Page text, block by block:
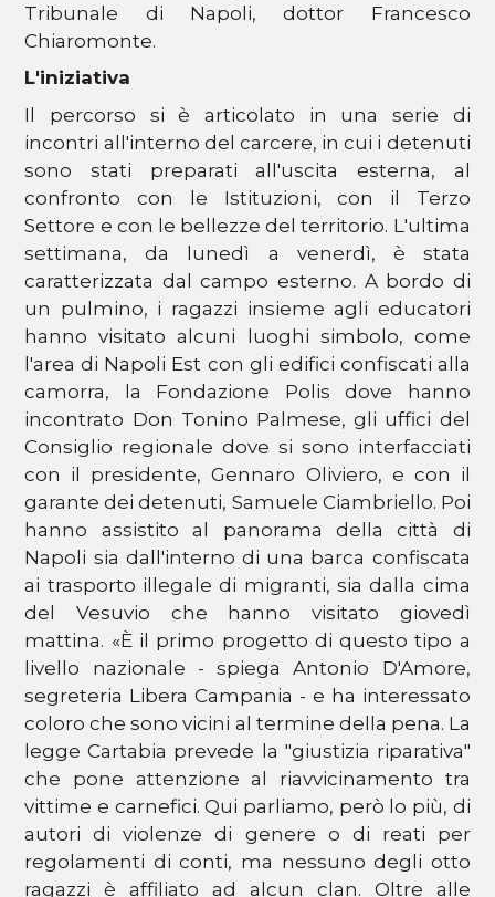
Tribunale di Napoli, dottor Francesco
Chiaromonte.
L'iniziativa
Il percorso si è articolato in una serie di
incontri all'interno del carcere, in cui i detenuti
sono stati preparati all'uscita esterna, al
confronto con le Istituzioni, con il Terzo
Settore e con le bellezze del territorio. L'ultima
settimana, da lunedì a venerdì, è stata
caratterizzata dal campo esterno. A bordo di
un pulmino, i ragazzi insieme agli educatori
hanno visitato alcuni luoghi simbolo, come
l'area di Napoli Est con gli edifici confiscati alla
camorra, la Fondazione Polis dove hanno
incontrato Don Tonino Palmese, gli uffici del
Consiglio regionale dove si sono interfacciati
con il presidente, Gennaro Oliviero, e con il
garante dei detenuti, Samuele Ciambriello. Poi
hanno assistito al panorama della città di
Napoli sia dall'interno di una barca confiscata
ai trasporto illegale di migranti, sia dalla cima
del Vesuvio che hanno visitato giovedì
mattina. «È il primo progetto di questo tipo a
livello nazionale - spiega Antonio D'Amore,
segreteria Libera Campania - e ha interessato
coloro che sono vicini al termine della pena. La
legge Cartabia prevede la "giustizia riparativa"
che pone attenzione al riavvicinamento tra
vittime e carnefici. Qui parliamo, però lo più, di
autori di violenze di genere o di reati per
regolamenti di conti, ma nessuno degli otto
ragazzi è affiliato ad alcun clan. Oltre alle